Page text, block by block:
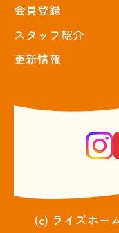
会員登録
スタッフ紹介
更新情報
(c) ライズホー